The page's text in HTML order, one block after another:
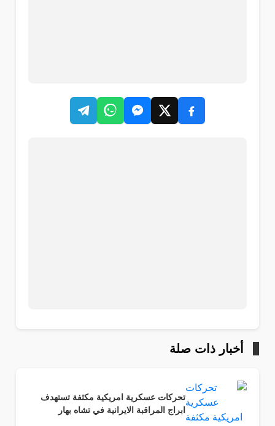
أخبار ذات صلة
تحركات عسكرية امريكية مكثفة تستهدف
ابراج المراقبة الايرانية في تشاه بهار